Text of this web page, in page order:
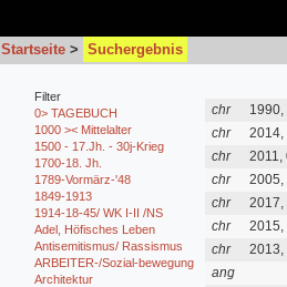
Startseite > Suchergebnis
Filter
0> TAGEBUCH
1000 >< Mittelalter
1500 - 17.Jh. - 30j-Krieg
1700-18. Jh.
1789-Vormärz-'48
1849-1913
1914-18-45/ WK I-II /NS
Adel, Höfisches Leben
Antisemitismus/ Rassismus
ARBEITER-/Sozial-bewegung
Architektur
chr
1990,
chr
2014,
chr
2011,
chr
2005,
chr
2017,
chr
2015,
chr
2013,
ang